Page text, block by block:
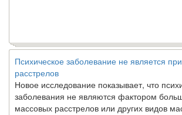
Психическое заболевание не является
расстрелов
Новое исследование показывает, что
заболевания не являются фактором
массовых расстрелов или других видов